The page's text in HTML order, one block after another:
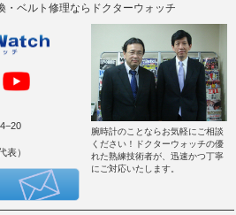
・ベルト修理ならドクターウォッチ
表）
腕時計のことならお気軽にご相談
ください！ドクターウォッチの優
れた熟練技術者が、迅速かつ丁寧
にご対応いたします。